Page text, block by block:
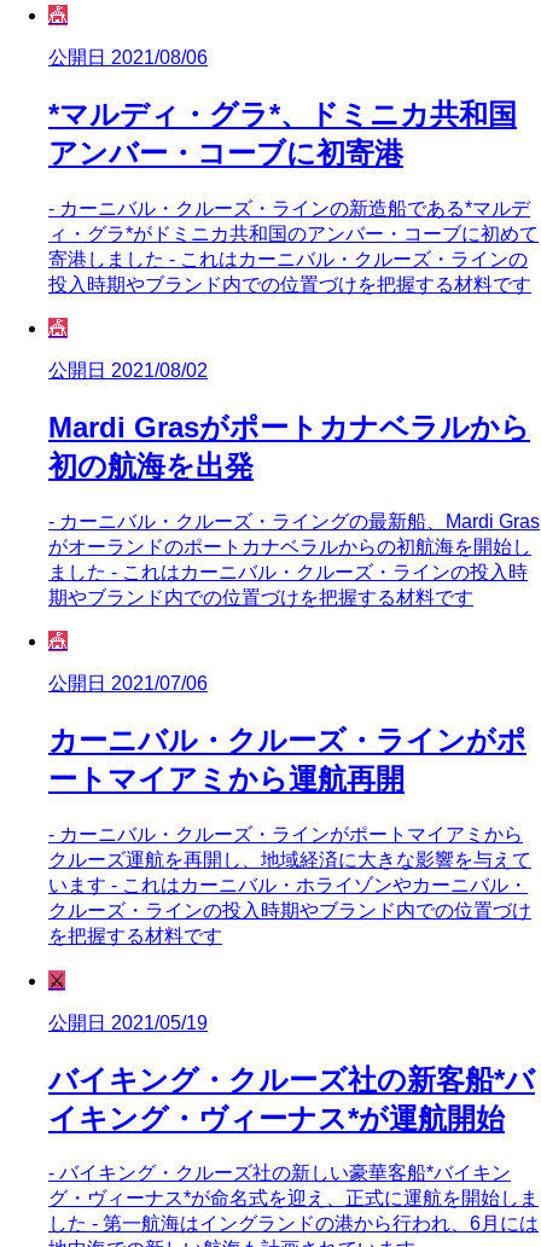
🎪
公開日 2021/08/06
*マルディ・グラ*、ドミニカ共和国
アンバー・コーブに初寄港
- カーニバル・クルーズ・ラインの新造船である*マルデ
ィ・グラ*がドミニカ共和国のアンバー・コーブに初めて
寄港しました - これはカーニバル・クルーズ・ラインの
投入時期やブランド内での位置づけを把握する材料です
🎪
公開日 2021/08/02
Mardi Grasがポートカナベラルから
初の航海を出発
- カーニバル・クルーズ・ライングの最新船、Mardi Gras
がオーランドのポートカナベラルからの初航海を開始し
ました - これはカーニバル・クルーズ・ラインの投入時
期やブランド内での位置づけを把握する材料です
🎪
公開日 2021/07/06
カーニバル・クルーズ・ラインがポ
ートマイアミから運航再開
- カーニバル・クルーズ・ラインがポートマイアミから
クルーズ運航を再開し、地域経済に大きな影響を与えて
います - これはカーニバル・ホライゾンやカーニバル・
クルーズ・ラインの投入時期やブランド内での位置づけ
を把握する材料です
⚔️
公開日 2021/05/19
バイキング・クルーズ社の新客船*バ
イキング・ヴィーナス*が運航開始
- バイキング・クルーズ社の新しい豪華客船*バイキン
グ・ヴィーナス*が命名式を迎え、正式に運航を開始しま
した - 第一航海はイングランドの港から行われ、6月には